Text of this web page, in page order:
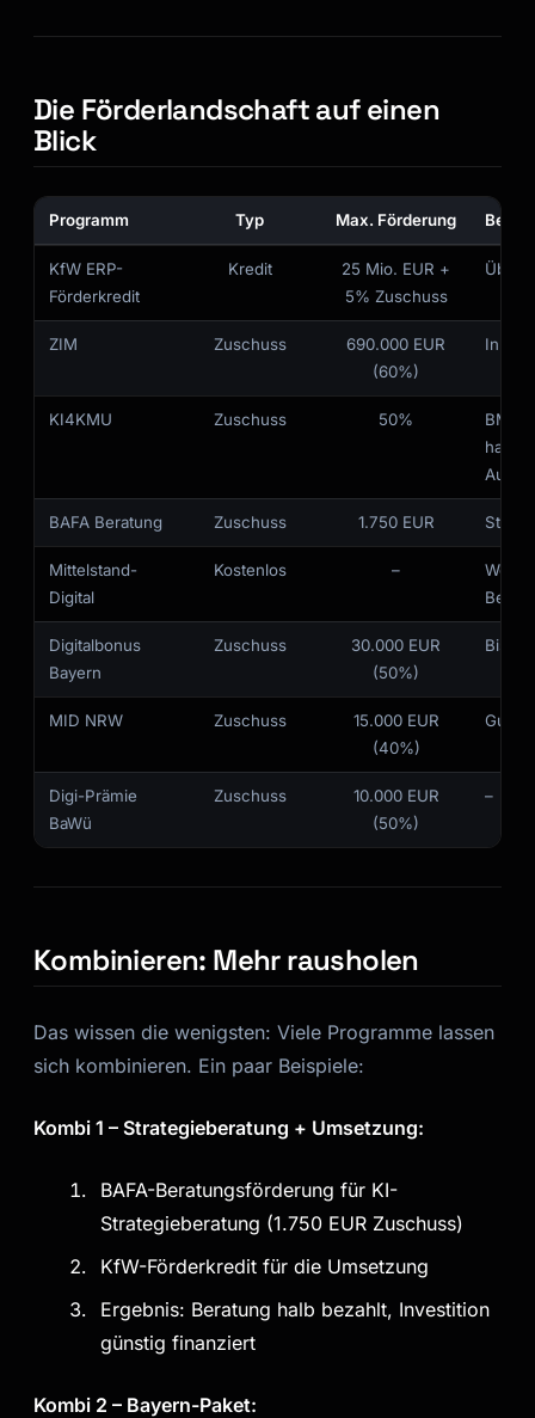
Die Förderlandschaft auf einen
Blick
Programm Typ Max. Förderung
KfW ERP-
Förderkredit
Kredit
25 Mio. EUR +
5% Zuschuss
Über
ZIM Zuschuss
690.000 EUR
(60%)
KI4KMU Zuschuss 50%
BMBF,
BAFA Beratung Zuschuss 1.750 EUR
Mittelstand-
Digital
Kostenlos –
Digitalbonus
Bayern
Zuschuss
30.000 EUR
(50%)
Bis
MID NRW Zuschuss
15.000 EUR
(40%)
Digi-Prämie
BaWü
Zuschuss
10.000 EUR
(50%)
–
Kombinieren: Mehr rausholen
Das wissen die wenigsten: Viele Programme lassen
sich kombinieren. Ein paar Beispiele:
Kombi 1 – Strategieberatung + Umsetzung:
BAFA-Beratungsförderung für KI-
Strategieberatung (1.750 EUR Zuschuss)
KfW-Förderkredit für die Umsetzung
Ergebnis: Beratung halb bezahlt, Investition
günstig finanziert
Kombi 2 – Bayern-Paket: